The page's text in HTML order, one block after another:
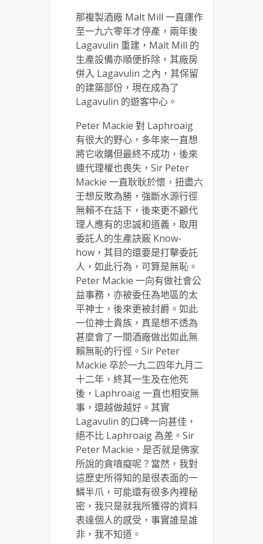
那複製酒廠 Malt Mill 一直運作
至一九六零年才停產，兩年後
Lagavulin 重建，Malt Mill 的
生產設備亦順便拆除，其廠房
併入 Lagavulin 之內，其保留
的建築部份，現在成為了
Lagavulin 的遊客中心。
Peter Mackie 對 Laphroaig
有很大的野心，多年來一直想
將它收購但最終不成功，後來
連代理權也喪失，Sir Peter
Mackie 一直耿耿於懷，扭盡六
壬想反敗為勝，強斷水源行徑
無賴不在話下，後來更不顧代
理人應有的忠誠和道義，取用
委託人的生產訣竅 Know-
how，其目的還要是打擊委託
人，如此行為，可算是無恥。
Peter Mackie 一向有做社會公
益事務，亦被委任為地區的太
平神士，後來更被封爵。如此
一位神士貴族，真是想不透為
甚麼會了一間酒廠做出如此無
賴無恥的行徑。Sir Peter
Mackie 卒於一九二四年九月二
十二年，終其一生及在他死
後，Laphroaig 一直也相安無
事，還越做越好。其實
Lagavulin 的口碑一向甚佳，
絕不比 Laphroaig 為差。Sir
Peter Mackie，是否就是佛家
所說的貪嗔癡呢？當然，我對
這歷史所得知的是很表面的一
鱗半爪，可能還有很多內裡秘
密，我只是就我所獲得的資料
表達個人的感受，事實誰是誰
非，我不知道。